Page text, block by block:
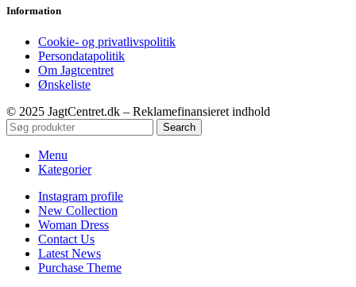
Information
Cookie- og privatlivspolitik
Persondatapolitik
Om Jagtcentret
Ønskeliste
© 2025 JagtCentret.dk – Reklamefinansieret indhold
Search
Menu
Kategorier
Instagram profile
New Collection
Woman Dress
Contact Us
Latest News
Purchase Theme